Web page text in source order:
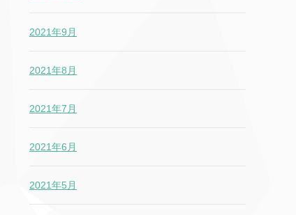
2021年9月
2021年8月
2021年7月
2021年6月
2021年5月